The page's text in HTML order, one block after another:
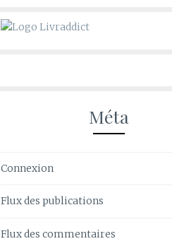
Méta
Connexion
Flux des publications
Flux des commentaires